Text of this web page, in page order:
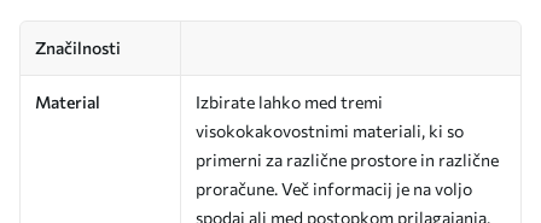
Značilnosti
Material
Izbirate lahko med tremi
visokokakovostnimi materiali, ki so
primerni za različne prostore in različne
proračune. Več informacij je na voljo
spodaj ali med postopkom prilagajanja.